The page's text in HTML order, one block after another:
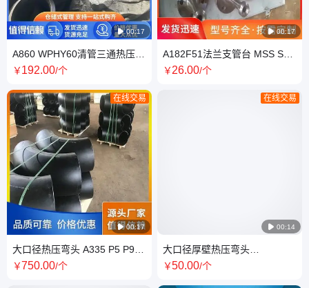
 00:17
A860 WPHY60清管三通热压
MSS SP-75无下差推制弯头
￥192.00/个
 00:17
在线交易
大口径热压弯头 A335 P5 P9合
金管件 符合美标三通标准
￥750.00/个
 00:17
A182F51法兰支管台 MSS SP-
97标准斜插接管座电标
￥26.00/个
 00:14
在线交易
大口径厚壁热压弯头
A860WPHY42 52 60 65 70管
￥50.00/个